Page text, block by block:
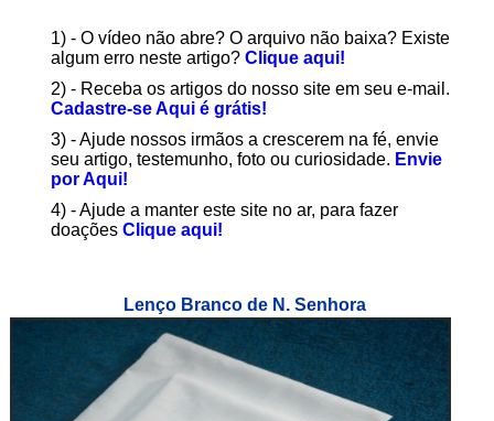
1) - O vídeo não abre? O arquivo não baixa? Existe
algum erro neste artigo? Clique aqui!
2) - Receba os artigos do nosso site em seu e-mail.
Cadastre-se Aqui é grátis!
3) - Ajude nossos irmãos a crescerem na fé, envie
seu artigo, testemunho, foto ou curiosidade. Envie
por Aqui!
4) - Ajude a manter este site no ar, para fazer
doações Clique aqui!
Lenço Branco de N. Senhora